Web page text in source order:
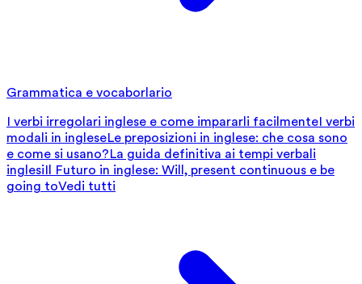
Grammatica e vocaborlario
I verbi irregolari inglese e come impararli facilmenteI verbi
modali in ingleseLe preposizioni in inglese: che cosa sono
e come si usano?La guida definitiva ai tempi verbali
inglesiIl Futuro in inglese: Will, present continuous e be
going toVedi tutti